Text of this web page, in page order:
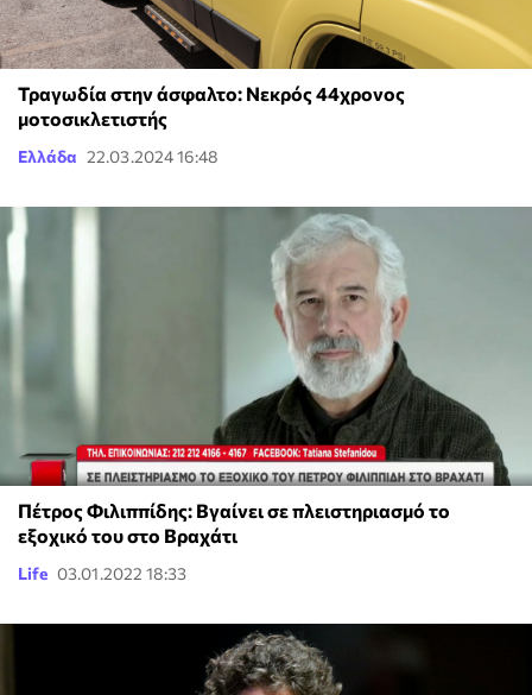
Τραγωδία στην άσφαλτο: Νεκρός 44χρονος
μοτοσικλετιστής
Ελλάδα 22.03.2024 16:48
Πέτρος Φιλιππίδης: Βγαίνει σε πλειστηριασμό το
εξοχικό του στο Βραχάτι
Life 03.01.2022 18:33